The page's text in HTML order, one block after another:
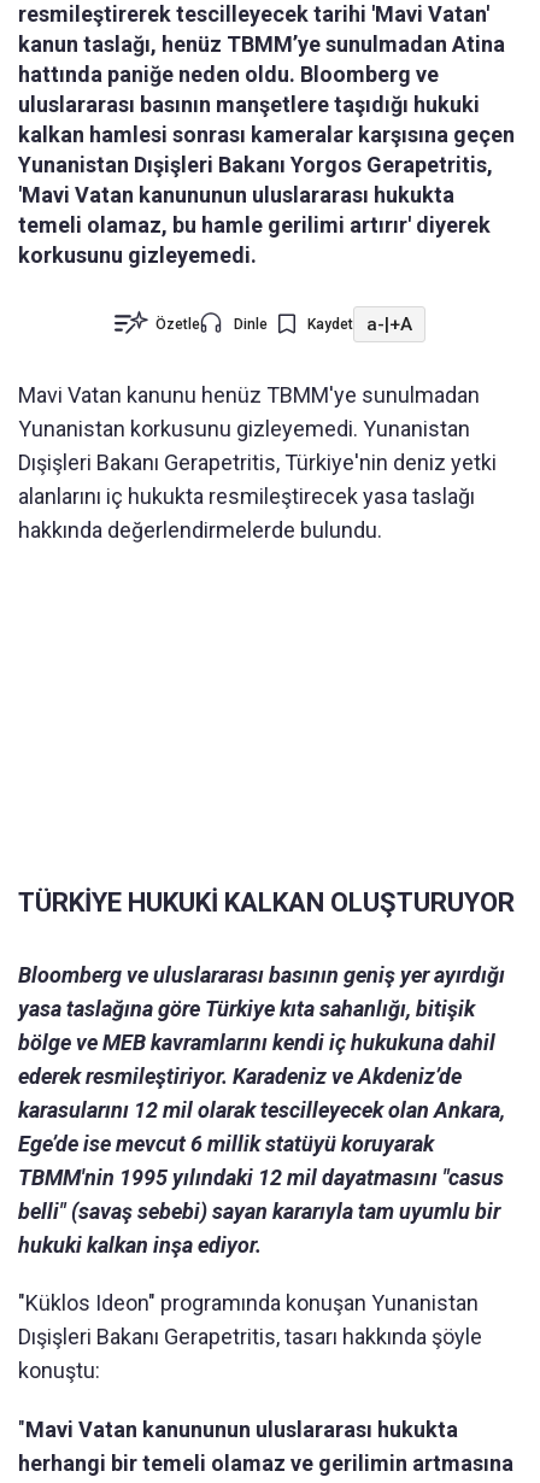
resmileştirerek tescilleyecek tarihi 'Mavi Vatan'
kanun taslağı, henüz TBMM’ye sunulmadan Atina
hattında paniğe neden oldu. Bloomberg ve
uluslararası basının manşetlere taşıdığı hukuki
kalkan hamlesi sonrası kameralar karşısına geçen
Yunanistan Dışişleri Bakanı Yorgos Gerapetritis,
'Mavi Vatan kanununun uluslararası hukukta
temeli olamaz, bu hamle gerilimi artırır' diyerek
korkusunu gizleyemedi.
Özetle Dinle Kaydet a-|+A
Mavi Vatan kanunu henüz TBMM'ye sunulmadan
Yunanistan korkusunu gizleyemedi. Yunanistan
Dışişleri Bakanı Gerapetritis, Türkiye'nin deniz yetki
alanlarını iç hukukta resmileştirecek yasa taslağı
hakkında değerlendirmelerde bulundu.
TÜRKİYE HUKUKİ KALKAN OLUŞTURUYOR
Bloomberg ve uluslararası basının geniş yer ayırdığı
yasa taslağına göre Türkiye kıta sahanlığı, bitişik
bölge ve MEB kavramlarını kendi iç hukukuna dahil
ederek resmileştiriyor. Karadeniz ve Akdeniz’de
karasularını 12 mil olarak tescilleyecek olan Ankara,
Ege’de ise mevcut 6 millik statüyü koruyarak
TBMM'nin 1995 yılındaki 12 mil dayatmasını "casus
belli" (savaş sebebi) sayan kararıyla tam uyumlu bir
hukuki kalkan inşa ediyor.
"Küklos Ideon" programında konuşan Yunanistan
Dışişleri Bakanı Gerapetritis, tasarı hakkında şöyle
konuştu:
"Mavi Vatan kanununun uluslararası hukukta
herhangi bir temeli olamaz ve gerilimin artmasına